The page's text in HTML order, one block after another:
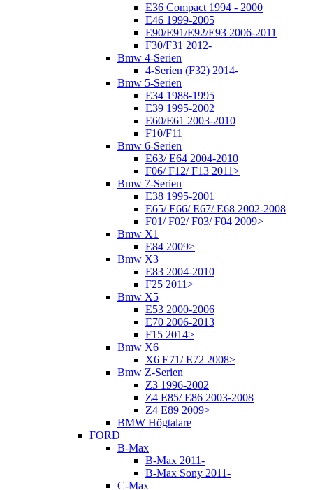
E36 Compact 1994 - 2000
E46 1999-2005
E90/E91/E92/E93 2006-2011
F30/F31 2012-
Bmw 4-Serien
4-Serien (F32) 2014-
Bmw 5-Serien
E34 1988-1995
E39 1995-2002
E60/E61 2003-2010
F10/F11
Bmw 6-Serien
E63/ E64 2004-2010
F06/ F12/ F13 2011>
Bmw 7-Serien
E38 1995-2001
E65/ E66/ E67/ E68 2002-2008
F01/ F02/ F03/ F04 2009>
Bmw X1
E84 2009>
Bmw X3
E83 2004-2010
F25 2011>
Bmw X5
E53 2000-2006
E70 2006-2013
F15 2014>
Bmw X6
X6 E71/ E72 2008>
Bmw Z-Serien
Z3 1996-2002
Z4 E85/ E86 2003-2008
Z4 E89 2009>
BMW Högtalare
FORD
B-Max
B-Max 2011-
B-Max Sony 2011-
C-Max